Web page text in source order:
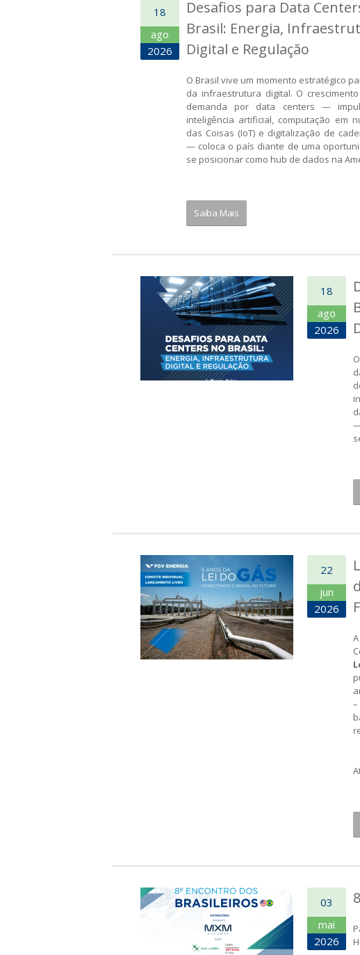
18
ago
2026
Desafios para Data
Brasil: Energia,
Digital e Regulação
O Brasil vive um momento estratégico
da infraestrutura digital. O
demanda por data centers —
inteligência artificial, computação em
das Coisas (IoT) e digitalização de
— coloca o país diante de uma
se posicionar como hub de dados na
Saiba Mais
18
ago
2026
22
jun
2026
A
03
mai
2026